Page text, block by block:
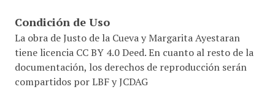
Condición de Uso
La obra de Justo de la Cueva y Margarita Ayestaran
tiene licencia CC BY 4.0 Deed. En cuanto al resto de la
documentación, los derechos de reproducción serán
compartidos por LBF y JCDAG